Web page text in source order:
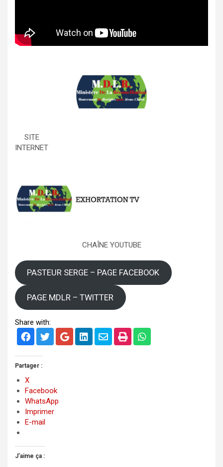
SITE
INTERNET
CHAÎNE YOUTUBE
PASTEUR SERGE – PAGE FACEBOOK
PAGE MDLR – TWITTER
Share with:
Partager :
X
Facebook
WhatsApp
Imprimer
E-mail
J’aime ça :